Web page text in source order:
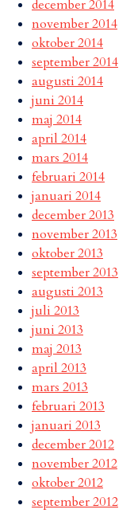
december 2014
november 2014
oktober 2014
september 2014
augusti 2014
juni 2014
maj 2014
april 2014
mars 2014
februari 2014
januari 2014
december 2013
november 2013
oktober 2013
september 2013
augusti 2013
juli 2013
juni 2013
maj 2013
april 2013
mars 2013
februari 2013
januari 2013
december 2012
november 2012
oktober 2012
september 2012